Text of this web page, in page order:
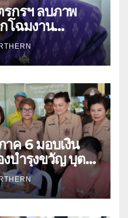
กรฯ ลบภาพ
โฉมงาน
สองแคว 69” มุ่ง
ดึงนวัตกรรม-จับ
ตรสู่สากล (คลิป)
ค 6 มอบเงิน
งบำรุงขวัญ บุตร-